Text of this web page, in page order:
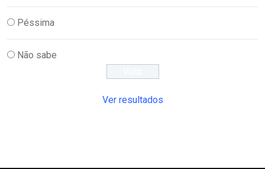
Péssima
Não sabe
Ver resultados